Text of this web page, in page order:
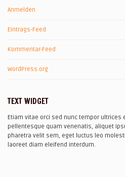
Anmelden
Eintrags-Feed
Kommentar-Feed
WordPress.org
TEXT WIDGET
Etiam vitae orci sed nunc tempor ultrices
pellentesque quam venenatis, aliquet
pharetra velit sem, eget luctus leo
laoreet diam eleifend interdum.